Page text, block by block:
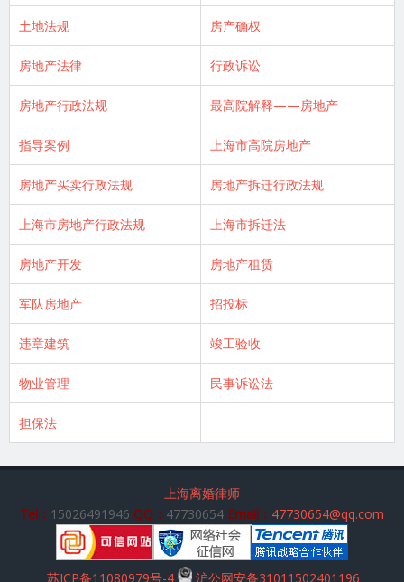
土地法规 房产确权
房地产法律 行政诉讼
房地产行政法规 最高院解释——房地产
指导案例 上海市高院房地产
房地产买卖行政法规 房地产拆迁行政法规
上海市房地产行政法规 上海市拆迁法
房地产开发 房地产租赁
军队房地产 招投标
违章建筑 竣工验收
物业管理 民事诉讼法
担保法
上海离婚律师
Tel： 15026491946 QQ： 47730654 Email： 47730654@qq.com
苏ICP备11080979号-4 沪公网安备31011502401196